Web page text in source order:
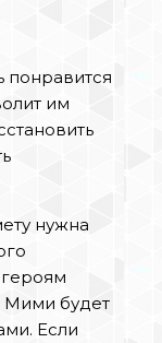
понравится
им
нужна
Мими будет
Если